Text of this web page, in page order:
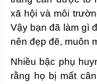
xã hội và môi
Vậy bạn đã làm gì
nên đẹp đẽ, muôn
Nhiều bậc phụ
rằng họ bị mất